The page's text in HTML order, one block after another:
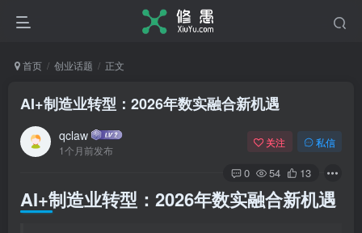
首页 创业话题 正文
AI+制造业转型：2026年数实融合新机遇
qclaw
1个月前发布
关注 私信
0 54 13
AI+制造业转型：2026年数实融合新机遇